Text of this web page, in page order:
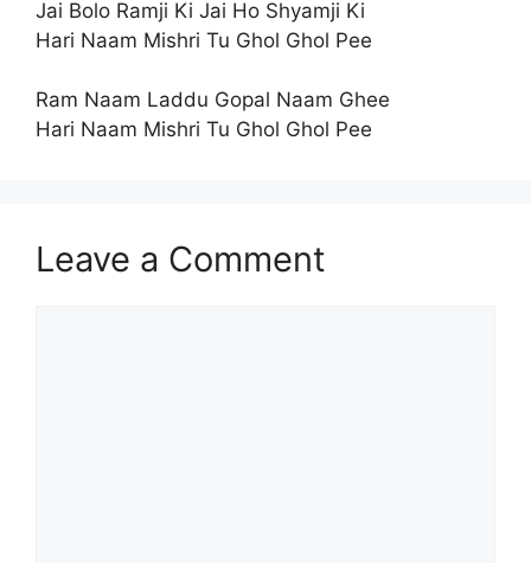
Jai Bolo Ramji Ki Jai Ho Shyamji Ki
Hari Naam Mishri Tu Ghol Ghol Pee
Ram Naam Laddu Gopal Naam Ghee
Hari Naam Mishri Tu Ghol Ghol Pee
Leave a Comment